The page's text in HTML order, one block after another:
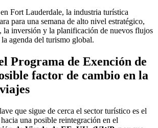
Fort Lauderdale, la industria turística
para una semana de alto nivel estratégico,
la inversión y la planificación de nuevos flujos
agenda del turismo global.
Programa de Exención de
factor de cambio en la
que sigue de cerca el sector turístico es el
una posible reintegración en el